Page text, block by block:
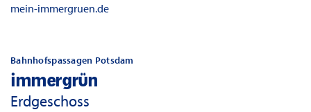
mein-immergruen.de
Bahnhofspassagen Potsdam
immergrün
Erdgeschoss